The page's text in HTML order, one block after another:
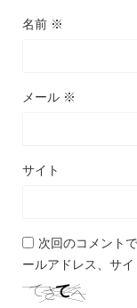
名前 ※
メール ※
サイト
次回のコメント
ールアドレス、サイ